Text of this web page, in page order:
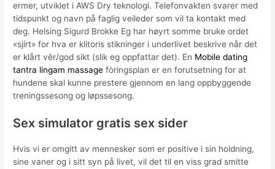
ermer, utviklet i AWS Dry teknologi. Telefonvakten svarer med
tidspunkt og navn på faglig veileder som vil ta kontakt med
deg. Helsing Sigurd Brokke Eg har høyrt somme bruke ordet
«sjírt» for hva er klitoris stikninger i underlivet beskrive når det
er klårt vêr/god sikt (slik eg oppfattar det). En Mobile dating
tantra lingam massage fòringsplan er en forutsetning for at
hundene skal kunne prestere gjennom en lang oppbyggende
treningssesong og løpssesong.
Sex simulator gratis sex sider
Hvis vi er omgitt av mennesker som er positive i sin holdning,
sine vaner og i sitt syn på livet, vil det til en viss grad smitte